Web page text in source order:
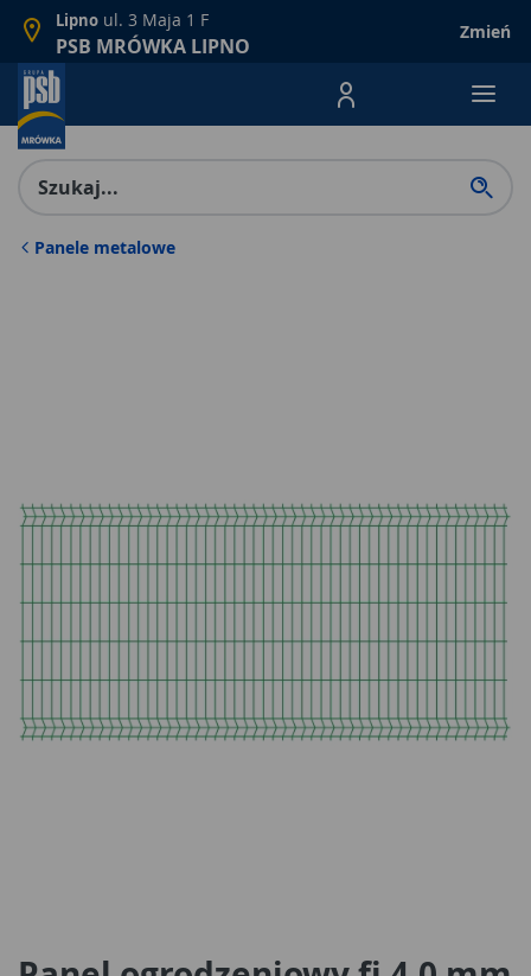
Lipno ul. 3 Maja 1 F
PSB MRÓWKA LIPNO
Zmień
Menu Produktów,
Panele metalowe